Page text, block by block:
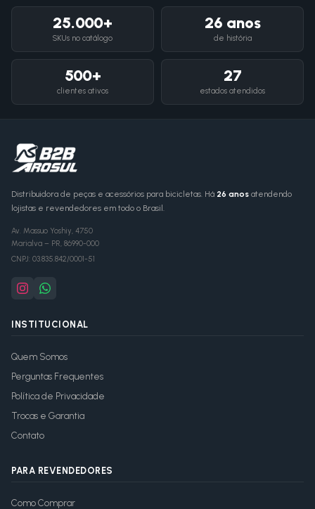
25.000+
SKUs no catálogo
26 anos
de história
500+
clientes ativos
27
estados atendidos
Distribuidora de peças e acessórios para bicicletas. Há 26 anos atendendo
lojistas e revendedores em todo o Brasil.
Av. Massuo Yoshiy, 4750
Marialva – PR, 86990-000
CNPJ: 03.835.842/0001-51
INSTITUCIONAL
Quem Somos
Perguntas Frequentes
Política de Privacidade
Trocas e Garantia
Contato
PARA REVENDEDORES
Como Comprar